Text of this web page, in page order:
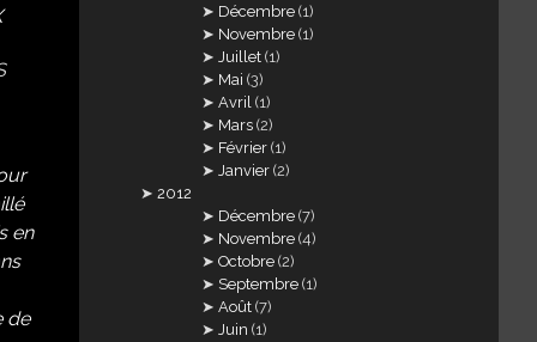
en
de
Décembre (1)
Novembre (1)
Juillet (1)
Mai (3)
Avril (1)
Mars (2)
Février (1)
Janvier (2)
2012
Décembre (7)
Novembre (4)
Octobre (2)
Septembre (1)
Août (7)
Juin (1)